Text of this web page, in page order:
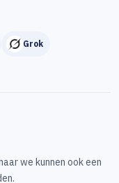
Grok
we kunnen ook een